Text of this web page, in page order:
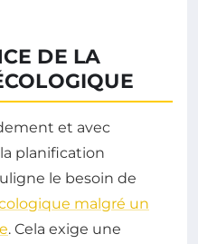
DE LA
et avec
planification
le besoin de
malgré un
. Cela exige une